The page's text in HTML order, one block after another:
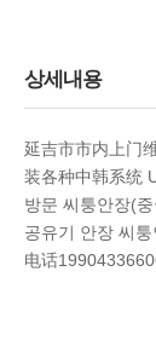
상세내용
延吉市市内上门
装各种中韩系统
방문 씨퉁안장(
공유기 안장 씨
电话